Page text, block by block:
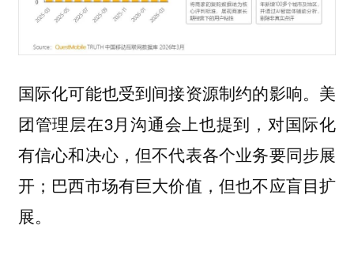
国际化可能也受到间接资源制约的影响。美
团管理层在3月沟通会上也提到，对国际化
有信心和决心，但不代表各个业务要同步展
开；巴西市场有巨大价值，但也不应盲目扩
展。